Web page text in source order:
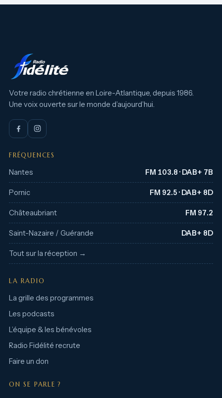
Votre radio chrétienne en Loire-Atlantique, depuis 1986.
Une voix ouverte sur le monde d’aujourd’hui.
FRÉQUENCES
Nantes FM 103.8 · DAB+ 7B
Pornic FM 92.5 · DAB+ 8D
Châteaubriant FM 97.2
Saint-Nazaire / Guérande DAB+ 8D
Tout sur la réception →
LA RADIO
La grille des programmes
Les podcasts
L’équipe & les bénévoles
Radio Fidélité recrute
Faire un don
ON SE PARLE ?